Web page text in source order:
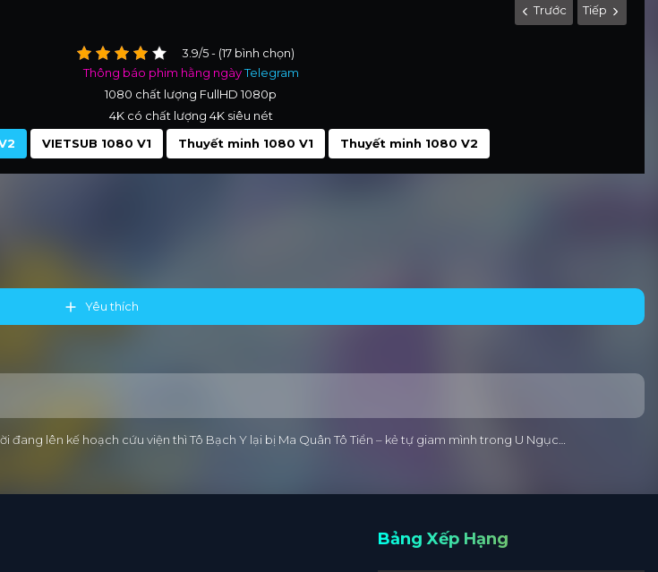
Trước Tiếp
3.9/5 - (17 bình chọn)
Thông báo phim hằng ngàyTelegram
1080 chất lượng FullHD 1080p
4K có chất lượng 4K siêu nét
VIETSUB 1080 V1 Thuyết minh 1080 V1 Thuyết minh 1080 V2
Yêu thích
lên kế hoạch cứu viện thì Tô Bạch Y lại bị Ma Quân Tô Tiển – kẻ tự giam mình trong U Ngục…
Bảng Xếp Hạng